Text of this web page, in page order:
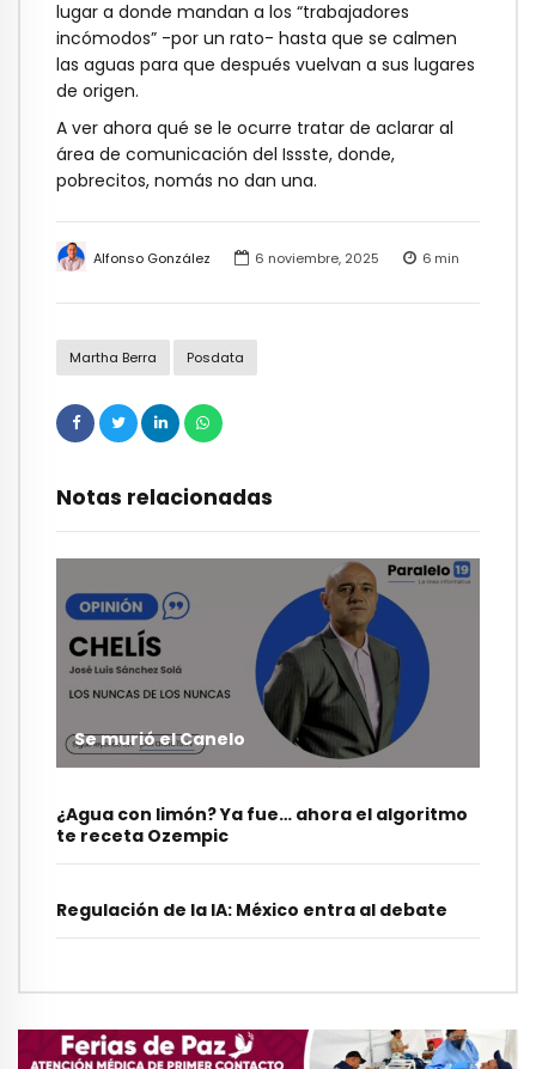
Alfonso González 6 noviembre, 2025 6 min
Martha Berra Posdata
Notas relacionadas
Se murió el Canelo
¿Agua con limón? Ya fue… ahora el algoritmo
te receta Ozempic
Regulación de la IA: México entra al debate
lugar a donde mandan a los “trabajadores
incómodos” -por un rato- hasta que se calmen
las aguas para que después vuelvan a sus lugares
de origen.
A ver ahora qué se le ocurre tratar de aclarar al
área de comunicación del Issste, donde,
pobrecitos, nomás no dan una.